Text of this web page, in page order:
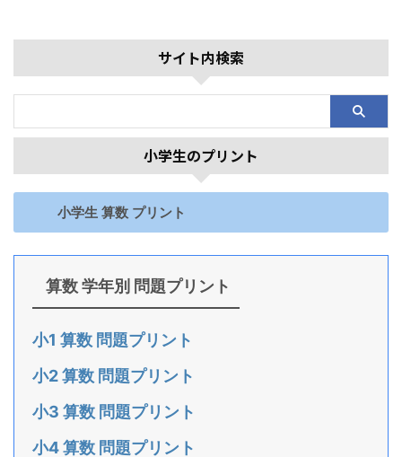
サイト内検索
小学生のプリント
小学生 算数 プリント
算数 学年別 問題プリント
小1 算数 問題プリント
小2 算数 問題プリント
小3 算数 問題プリント
小4 算数 問題プリント